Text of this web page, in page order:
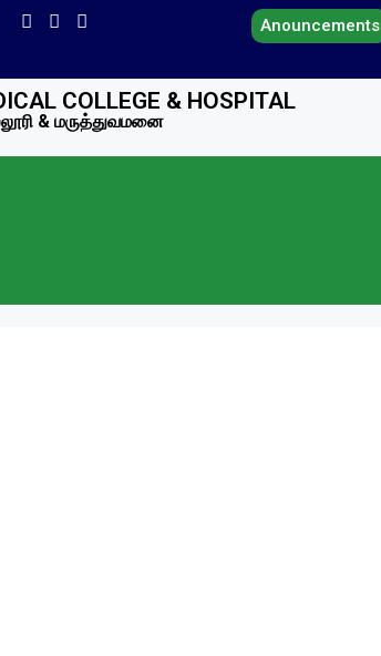
Anouncements
COLLEGE & HOSPITAL
& மருத்துவமனை